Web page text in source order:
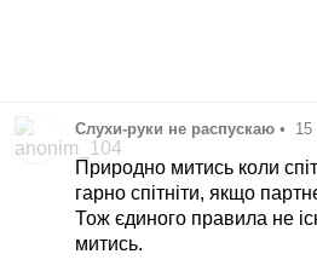
Слухи-руки не распускаю • 15
Природно митись коли
гарно спітніти, якщо
Тож єдиного правила не
митись.